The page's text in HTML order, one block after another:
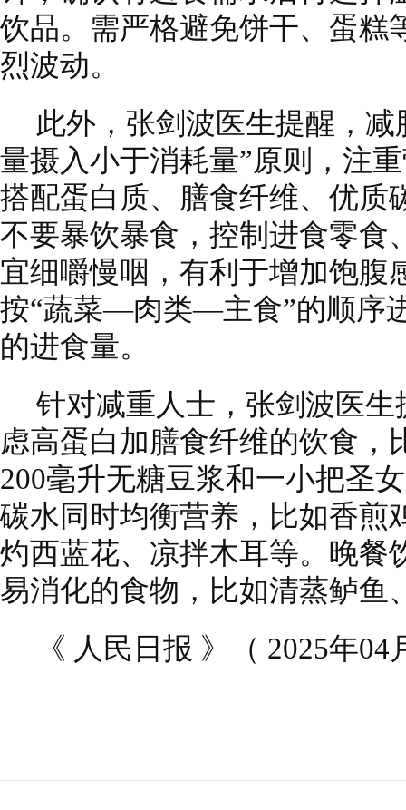
饮品。需严格避免饼干、蛋糕
烈波动。
此外，张剑波医生提醒，
量摄入小于消耗量”原则，注
搭配蛋白质、膳食纤维、优质
不要暴饮暴食，控制进食零食
宜细嚼慢咽，有利于增加饱腹
按“蔬菜—肉类—主食”的顺序
的进食量。
针对减重人士，张剑波医
虑高蛋白加膳食纤维的饮食，
200毫升无糖豆浆和一小把圣
碳水同时均衡营养，比如香煎
灼西蓝花、凉拌木耳等。晚餐
易消化的食物，比如清蒸鲈鱼
《 人民日报 》（ 2025年04